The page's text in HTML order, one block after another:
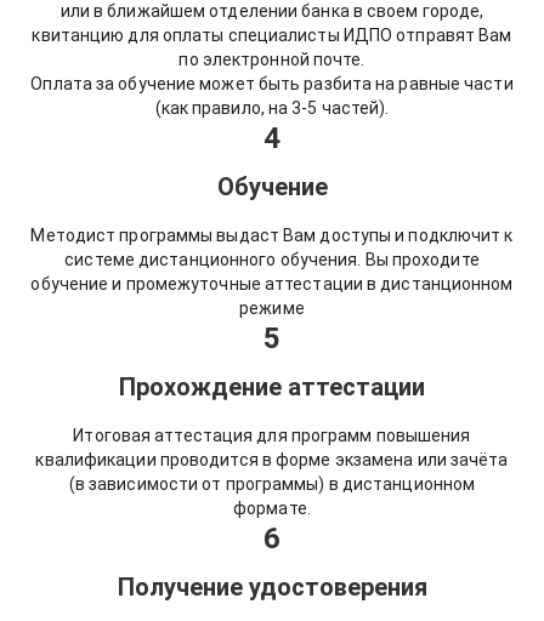
или в ближайшем отделении банка в своем городе,
квитанцию для оплаты специалисты ИДПО отправят Вам
по электронной почте.
Оплата за обучение может быть разбита на равные части
(как правило, на 3-5 частей).
4
Обучение
Методист программы выдаст Вам доступы и подключит к
системе дистанционного обучения. Вы проходите
обучение и промежуточные аттестации в дистанционном
режиме
5
Прохождение аттестации
Итоговая аттестация для программ повышения
квалификации проводится в форме экзамена или зачёта
(в зависимости от программы) в дистанционном
формате.
6
Получение удостоверения